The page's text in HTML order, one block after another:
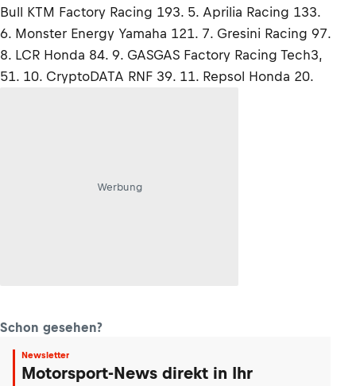
Bull KTM Factory Racing 193. 5. Aprilia Racing 133.
6. Monster Energy Yamaha 121. 7. Gresini Racing 97.
8. LCR Honda 84. 9. GASGAS Factory Racing Tech3,
51. 10. CryptoDATA RNF 39. 11. Repsol Honda 20.
Werbung
Schon gesehen?
Newsletter
Motorsport-News direkt in Ihr